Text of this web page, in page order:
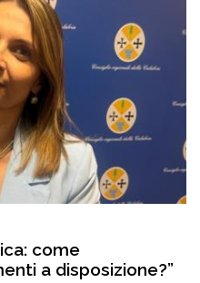
piazza Tommaso
degli appuntamenti clou
edizioni unisce
[…]
come
a disposizione?”